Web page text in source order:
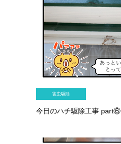
害虫駆除
今日のハチ駆除工事 part⑥